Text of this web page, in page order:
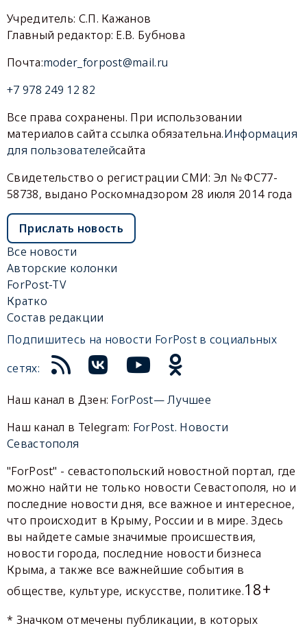
Учредитель: С.П. Кажанов
Главный редактор: Е.В. Бубнова
Почта:moder_forpost@mail.ru
+7 978 249 12 82
Все права сохранены. При использовании
материалов сайта ссылка обязательна.Информация
для пользователейсайта
Свидетельство о регистрации СМИ: Эл № ФС77-
58738, выдано Роскомнадзором 28 июля 2014 года
Прислать новость
Все новости
Авторские колонки
ForPost-TV
Кратко
Состав редакции
Подпишитесь на новости ForPost в социальных
сетях:
Наш канал в Дзен: ForPost— Лучшее
Наш канал в Telegram: ForPost. Новости
Севастополя
"ForPost" - севастопольский новостной портал, где
можно найти не только новости Севастополя, но и
последние новости дня, все важное и интересное,
что происходит в Крыму, России и в мире. Здесь
вы найдете самые значимые происшествия,
новости города, последние новости бизнеса
Крыма, а также все важнейшие события в
обществе, культуре, искусстве, политике.18+
* Значком отмечены публикации, в которых